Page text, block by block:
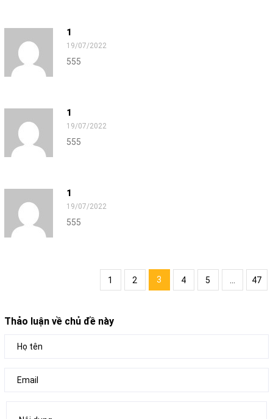
1
19/07/2022
555
1
19/07/2022
555
1
19/07/2022
555
1 2 3 4 5 47
Thảo luận về chủ đề này